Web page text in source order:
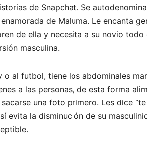
de Snapchat. Se
de Maluma. Le encanta
de ella y necesita a su novio
masculina.
o al futbol, tiene los abdominales
a las personas, de esta forma
una foto primero. Les dice
evita la disminución de su